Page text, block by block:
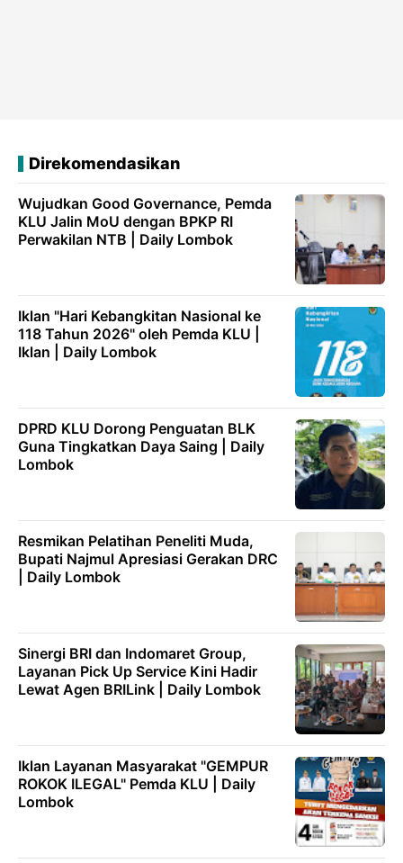
Direkomendasikan
Wujudkan Good Governance, Pemda
KLU Jalin MoU dengan BPKP RI
Perwakilan NTB | Daily Lombok
Iklan "Hari Kebangkitan Nasional ke
118 Tahun 2026" oleh Pemda KLU |
Iklan | Daily Lombok
DPRD KLU Dorong Penguatan BLK
Guna Tingkatkan Daya Saing | Daily
Lombok
Resmikan Pelatihan Peneliti Muda,
Bupati Najmul Apresiasi Gerakan DRC
| Daily Lombok
Sinergi BRI dan Indomaret Group,
Layanan Pick Up Service Kini Hadir
Lewat Agen BRILink | Daily Lombok
Iklan Layanan Masyarakat "GEMPUR
ROKOK ILEGAL" Pemda KLU | Daily
Lombok